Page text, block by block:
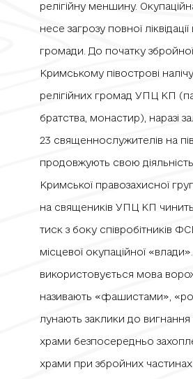
релігійну меншину.
несе загрозу повної ліквідації
громади. До початку збройної
Кримському півострові
релігійних громад УПЦ КП
братства, монастир), наразі
23 священнослужителів на
продовжують свою
Кримської правозахисної
на священиків УПЦ КП
тиск з боку співробітників
місцевої окупаційної
використовується мова
називають «фашистами»,
лунають заклики до
храми безпосередньо
храми при збройних